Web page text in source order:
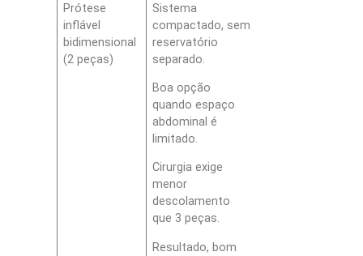
Prótese
inflável
bidimensional
(2 peças)
Sistema
compactado, sem
reservatório
separado.
Boa opção
quando espaço
abdominal é
limitado.
Cirurgia exige
menor
descolamento
que 3 peças.
Resultado, bom